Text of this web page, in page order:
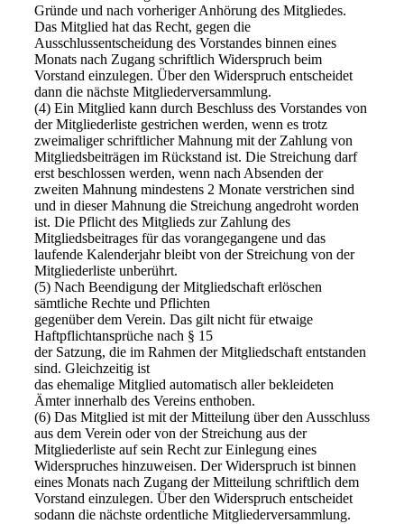
Gründe und nach vorheriger Anhörung des Mitgliedes.
Das Mitglied hat das Recht, gegen die
Ausschlussentscheidung des Vorstandes binnen eines
Monats nach Zugang schriftlich Widerspruch beim
Vorstand einzulegen. Über den Widerspruch entscheidet
dann die nächste Mitgliederversammlung.
(4) Ein Mitglied kann durch Beschluss des Vorstandes von
der Mitgliederliste gestrichen werden, wenn es trotz
zweimaliger schriftlicher Mahnung mit der Zahlung von
Mitgliedsbeiträgen im Rückstand ist. Die Streichung darf
erst beschlossen werden, wenn nach Absenden der
zweiten Mahnung mindestens 2 Monate verstrichen sind
und in dieser Mahnung die Streichung angedroht worden
ist. Die Pflicht des Mitglieds zur Zahlung des
Mitgliedsbeitrages für das vorangegangene und das
laufende Kalenderjahr bleibt von der Streichung von der
Mitgliederliste unberührt.
(5) Nach Beendigung der Mitgliedschaft erlöschen
sämtliche Rechte und Pflichten
gegenüber dem Verein. Das gilt nicht für etwaige
Haftpflichtansprüche nach § 15
der Satzung, die im Rahmen der Mitgliedschaft entstanden
sind. Gleichzeitig ist
das ehemalige Mitglied automatisch aller bekleideten
Ämter innerhalb des Vereins enthoben.
(6) Das Mitglied ist mit der Mitteilung über den Ausschluss
aus dem Verein oder von der Streichung aus der
Mitgliederliste auf sein Recht zur Einlegung eines
Widerspruches hinzuweisen. Der Widerspruch ist binnen
eines Monats nach Zugang der Mitteilung schriftlich dem
Vorstand einzulegen. Über den Widerspruch entscheidet
sodann die nächste ordentliche Mitgliederversammlung.